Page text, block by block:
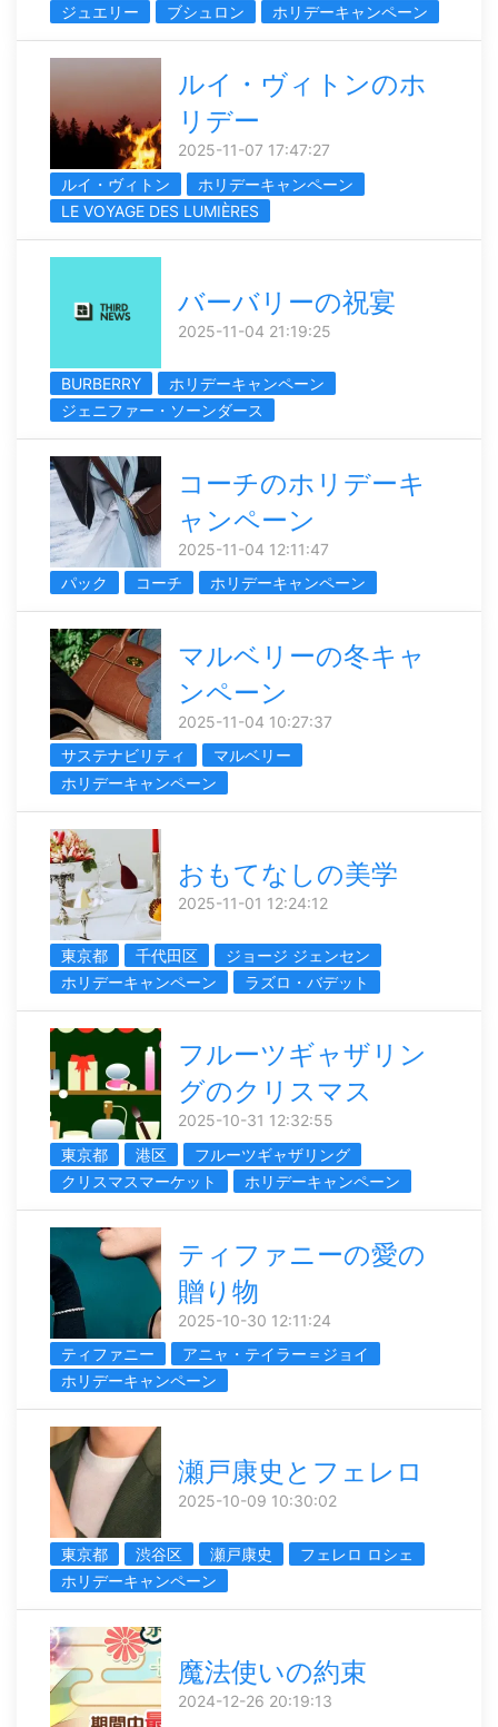
ジュエリー
ブシュロン ホリデーキャンペーン
ルイ・ヴィトンのホ
リデー
2025-11-07 17:47:27
ルイ・ヴィトン
ホリデーキャンペーン
LE VOYAGE DES LUMIÈRES
バーバリーの祝宴
2025-11-04 21:19:25
BURBERRY
ホリデーキャンペーン
ジェニファー・ソーンダース
コーチのホリデーキ
ャンペーン
2025-11-04 12:11:47
パック
コーチ ホリデーキャンペーン
マルベリーの冬キャ
ンペーン
2025-11-04 10:27:37
サステナビリティ
マルベリー
ホリデーキャンペーン
おもてなしの美学
2025-11-01 12:24:12
東京都 千代田区
ジョージ ジェンセン
ホリデーキャンペーン
ラズロ・バデット
フルーツギャザリン
グのクリスマス
2025-10-31 12:32:55
東京都
港区
フルーツギャザリング
クリスマスマーケット
ホリデーキャンペーン
ティファニーの愛の
贈り物
2025-10-30 12:11:24
ティファニー
アニャ・テイラー＝ジョイ
ホリデーキャンペーン
瀬戸康史とフェレロ
2025-10-09 10:30:02
東京都 渋谷区 瀬戸康史
フェレロ ロシェ
ホリデーキャンペーン
魔法使いの約束
2024-12-26 20:19:13